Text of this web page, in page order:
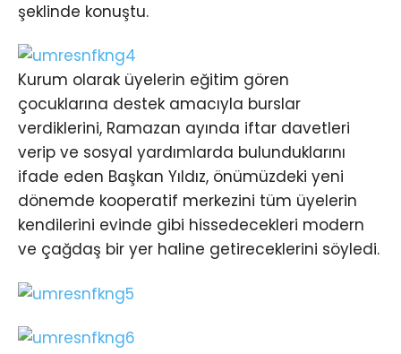
şeklinde konuştu.
Kurum olarak üyelerin eğitim gören
çocuklarına destek amacıyla burslar
verdiklerini, Ramazan ayında iftar davetleri
verip ve sosyal yardımlarda bulunduklarını
ifade eden Başkan Yıldız, önümüzdeki yeni
dönemde kooperatif merkezini tüm üyelerin
kendilerini evinde gibi hissedecekleri modern
ve çağdaş bir yer haline getireceklerini söyledi.